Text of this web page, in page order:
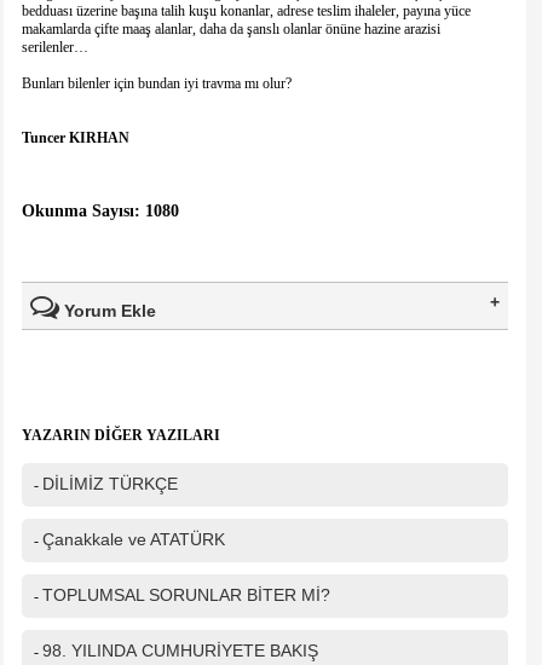
bedduası üzerine başına talih kuşu konanlar, adrese teslim ihaleler, payına yüce
makamlarda çifte maaş alanlar, daha da şanslı olanlar önüne hazine arazisi
serilenler…
Bunları bilenler için bundan iyi travma mı olur?
Tuncer KIRHAN
Okunma Sayısı: 1080
Yorum Ekle
YAZARIN DİĞER YAZILARI
- DİLİMİZ TÜRKÇE
- Çanakkale ve ATATÜRK
- TOPLUMSAL SORUNLAR BİTER Mİ?
- 98. YILINDA CUMHURİYETE BAKIŞ